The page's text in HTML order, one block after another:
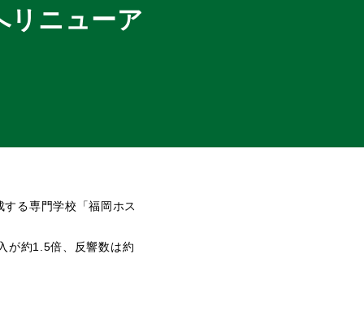
リニューア
る専門学校「福岡ホス
が約1.5倍、反響数は約